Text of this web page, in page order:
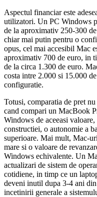
Aspectul financiar este
utilizatori. Un PC Windows
de la aproximativ 250-300
chiar mai putin pentru o
opus, cel mai accesibil Mac
aproximativ 700 de euro, in
de la circa 1.300 de euro.
costa intre 2.000 si 15.000
configuratie.
Totusi, comparatia de pret
cand compari un MacBook
Windows de aceeasi
constructiei, o autonomie a
superioare. Mai mult, Mac-
mare si o valoare de
Windows echivalente. Un
actualizari de sistem de
cotidiene, in timp ce un
deveni inutil dupa 3-4 ani
incetinirii generale a